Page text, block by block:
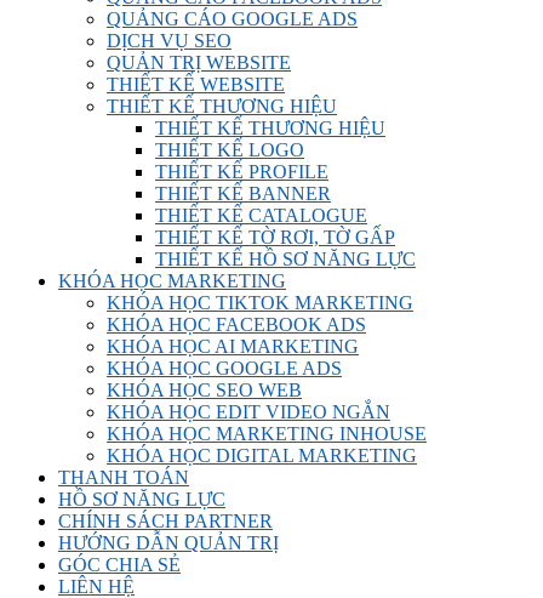
QUẢNG CÁO GOOGLE ADS
DỊCH VỤ SEO
QUẢN TRỊ WEBSITE
THIẾT KẾ WEBSITE
THIẾT KẾ THƯƠNG HIỆU
THIẾT KẾ THƯƠNG HIỆU
THIẾT KẾ LOGO
THIẾT KẾ PROFILE
THIẾT KẾ BANNER
THIẾT KẾ CATALOGUE
THIẾT KẾ TỜ RƠI, TỜ GẤP
THIẾT KẾ HỒ SƠ NĂNG LỰC
KHÓA HỌC MARKETING
KHÓA HỌC TIKTOK MARKETING
KHÓA HỌC FACEBOOK ADS
KHÓA HỌC AI MARKETING
KHÓA HỌC GOOGLE ADS
KHÓA HỌC SEO WEB
KHÓA HỌC EDIT VIDEO NGẮN
KHÓA HỌC MARKETING INHOUSE
KHÓA HỌC DIGITAL MARKETING
THANH TOÁN
HỒ SƠ NĂNG LỰC
CHÍNH SÁCH PARTNER
HƯỚNG DẪN QUẢN TRỊ
GÓC CHIA SẺ
LIÊN HỆ